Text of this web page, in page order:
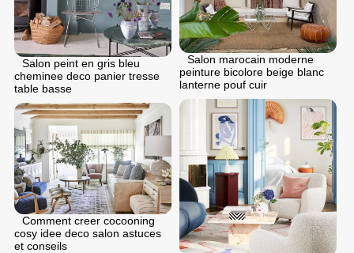
Salon peint en gris bleu
cheminee deco panier tresse
table basse
Salon marocain moderne
peinture bicolore beige blanc
lanterne pouf cuir
Comment creer cocooning
cosy idee deco salon astuces
et conseils